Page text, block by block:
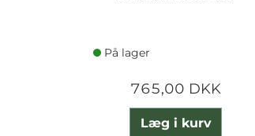
På lager
765,00 DKK
Læg i kurv